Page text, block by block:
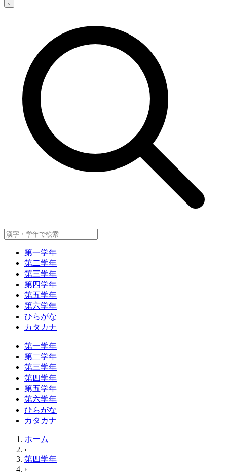
第一学年
第二学年
第三学年
第四学年
第五学年
第六学年
ひらがな
カタカナ
第一学年
第二学年
第三学年
第四学年
第五学年
第六学年
ひらがな
カタカナ
ホーム
›
第四学年
›